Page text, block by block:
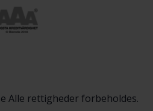
Alle rettigheder forbeholdes.